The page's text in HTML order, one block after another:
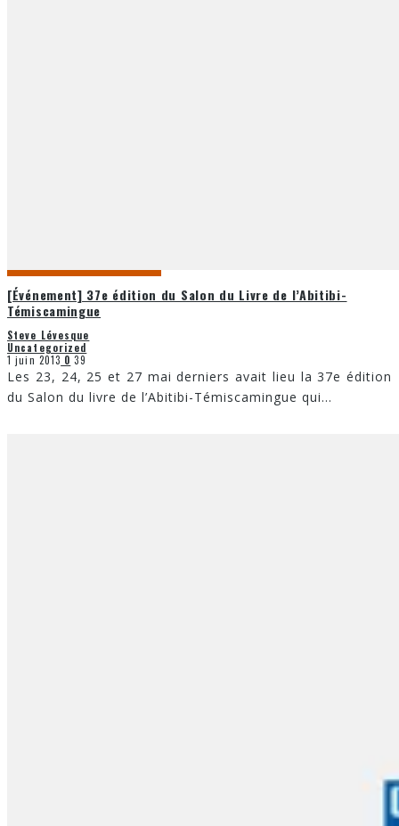
[Événement] 37e édition du Salon du Livre de l’Abitibi-
Témiscamingue
Steve Lévesque
Uncategorized
1 juin 2013 0 39
Les 23, 24, 25 et 27 mai derniers avait lieu la 37e édition
du Salon du livre de l’Abitibi-Témiscamingue qui...